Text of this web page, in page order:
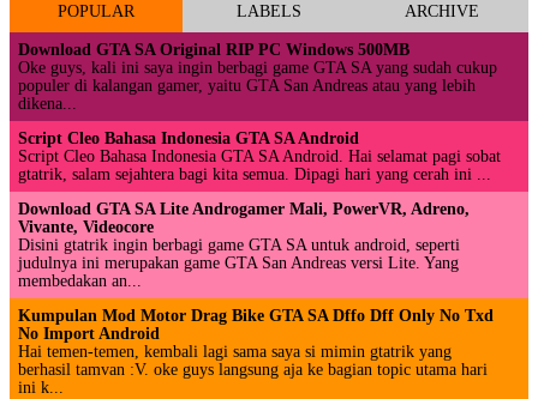
POPULAR
Download GTA SA Original RIP PC Windows 500MB
Oke guys, kali ini saya ingin berbagi game GTA SA yang sudah cukup
populer di kalangan gamer, yaitu GTA San Andreas atau yang lebih
dikena...
Script Cleo Bahasa Indonesia GTA SA Android
Script Cleo Bahasa Indonesia GTA SA Android. Hai selamat pagi sobat
gtatrik, salam sejahtera bagi kita semua. Dipagi hari yang cerah ini ...
Download GTA SA Lite Androgamer Mali, PowerVR, Adreno,
Vivante, Videocore
Disini gtatrik ingin berbagi game GTA SA untuk android, seperti
judulnya ini merupakan game GTA San Andreas versi Lite. Yang
membedakan an...
Kumpulan Mod Motor Drag Bike GTA SA Dffo Dff Only No Txd
No Import Android
Hai temen-temen, kembali lagi sama saya si mimin gtatrik yang
berhasil tamvan :V. oke guys langsung aja ke bagian topic utama hari
ini k...
LABELS ARCHIVE